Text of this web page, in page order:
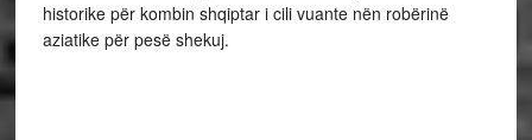
historike për kombin shqiptar i cili vuante nën robërinë
aziatike për pesë shekuj.